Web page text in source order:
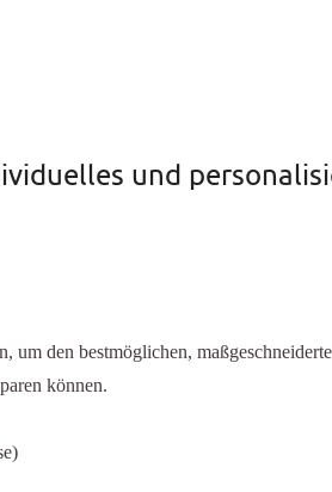
und
um den bestmöglichen,
können.